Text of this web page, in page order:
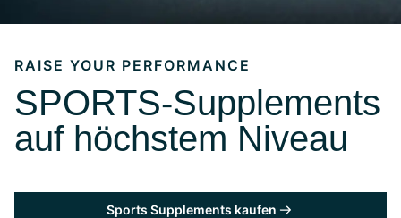
RAISE YOUR PERFORMANCE
SPORTS-Supplements
auf höchstem Niveau
Sports Supplements kaufen